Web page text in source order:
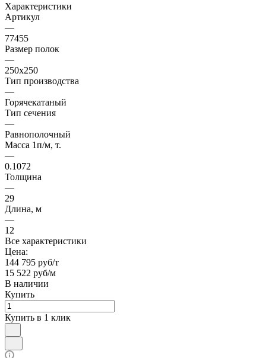
Характеристики
Артикул
—
77455
Размер полок
—
250х250
Тип производства
—
Горячекатаный
Тип сечения
—
Равнополочный
Масса 1п/м, т.
—
0.1072
Толщина
—
29
Длина, м
—
12
Все характеристики
Цена:
144 795 руб/т
15 522 руб/м
В наличии
Купить
Купить в 1 клик